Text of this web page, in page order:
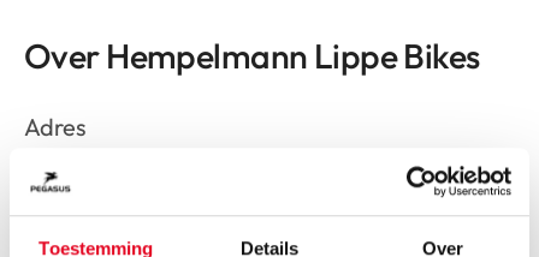
Toestemming Details Over
Over Hempelmann Lippe Bikes
Adres
Detmolder Str. 27
Lage
Route plannen